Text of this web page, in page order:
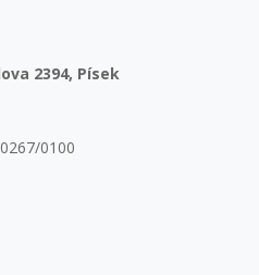
2394, Písek
0100